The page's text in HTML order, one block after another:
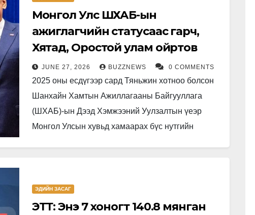
Монгол Улс ШХАБ-ын
ажиглагчийн статусаас гарч,
Хятад, Оростой улам ойртов
JUNE 27, 2026 BUZZNEWS 0 COMMENTS
2025 оны есдүгээр сард Тяньжин хотноо болсон
Шанхайн Хамтын Ажиллагааны Байгууллага
(ШХАБ)-ын Дээд Хэмжээний Уулзалтын үеэр
Монгол Улсын хувьд хамаарах бүс нутгийн
ЭДИЙН ЗАСАГ
ЭТТ: Энэ 7 хоногт 140.8 мянган